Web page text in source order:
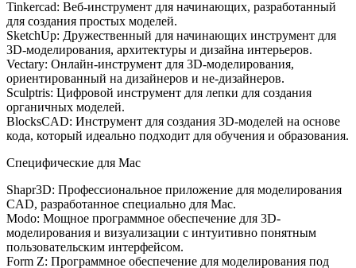
Tinkercad: Веб-инструмент для начинающих, разработанный
для создания простых моделей.
SketchUp: Дружественный для начинающих инструмент для
3D-моделирования, архитектуры и дизайна интерьеров.
Vectary: Онлайн-инструмент для 3D-моделирования,
ориентированный на дизайнеров и не-дизайнеров.
Sculptris: Цифровой инструмент для лепки для создания
органичных моделей.
BlocksCAD: Инструмент для создания 3D-моделей на основе
кода, который идеально подходит для обучения и образования.
Специфические для Mac
Shapr3D: Профессиональное приложение для моделирования
CAD, разработанное специально для Mac.
Modo: Мощное программное обеспечение для 3D-
моделирования и визуализации с интуитивно понятным
пользовательским интерфейсом.
Form Z: Программное обеспечение для моделирования под